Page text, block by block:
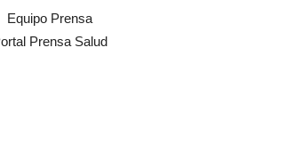
Equipo Prensa
Prensa Salud